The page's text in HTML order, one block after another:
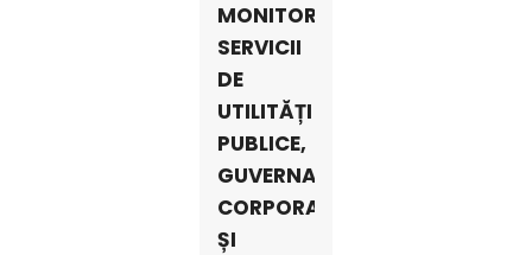
MONITORIZARE
SERVICII
DE
UTILITĂȚI
PUBLICE,
GUVERNANȚĂ
CORPORATIVĂ
ȘI